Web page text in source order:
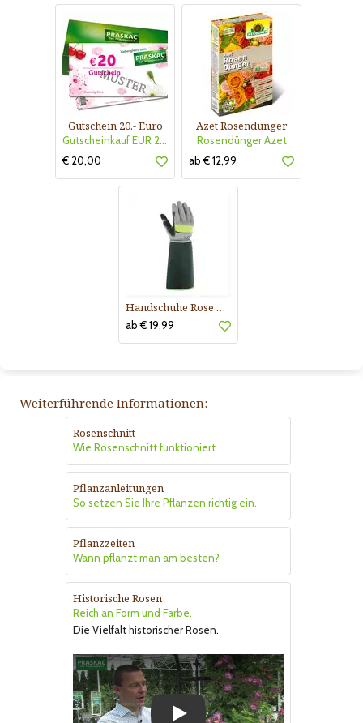
Gutschein 20.- Euro
Gutscheinkauf EUR 20.-
€ 20,00
Azet Rosendünger
Rosendünger Azet
ab € 12,99
Handschuhe Rose Buisson
ab € 19,99
Weiterführende Informationen:
Rosenschnitt
Wie Rosenschnitt funktioniert.
Pflanzanleitungen
So setzen Sie Ihre Pflanzen richtig ein.
Pflanzzeiten
Wann pflanzt man am besten?
Historische Rosen
Reich an Form und Farbe.
Die Vielfalt historischer Rosen.